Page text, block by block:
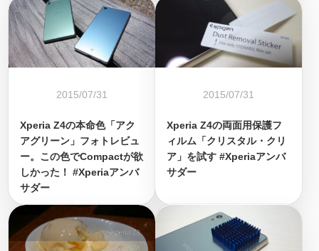
2015/07/31
Xperia Z4の本命色「アク
アグリーン」フォトレビュ
ー。この色でCompactが欲
しかった！ #Xperiaアンバ
サダー
2015/07/31
Xperia Z4の両面用保護フ
ィルム「クリスタル・クリ
ア」を試す #Xperiaアンバ
サダー